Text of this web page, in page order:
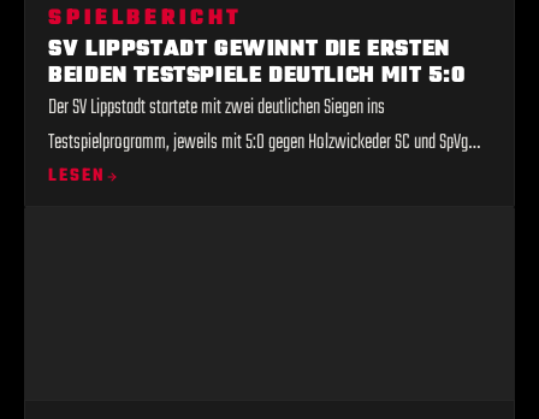
SPIELBERICHT
SV LIPPSTADT GEWINNT DIE ERSTEN
BEIDEN TESTSPIELE DEUTLICH MIT 5:0
Der SV Lippstadt startete mit zwei deutlichen Siegen ins
Testspielprogramm, jeweils mit 5:0 gegen Holzwickeder SC und SpVg
Beckum. Dabei überzeugten sowohl die etablierten Kräfte als auch
LESEN